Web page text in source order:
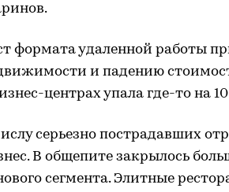
формата удаленной работы
и падению
центрах упала где-то на
серьезно пострадавших
В общепите закрылось
сегмента. Элитные